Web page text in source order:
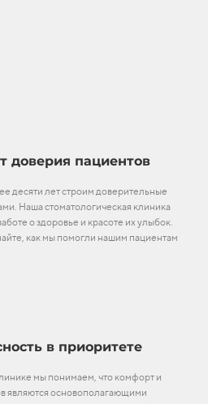
доверия пациентов
десяти лет строим доверительные
Наша стоматологическая клиника
о здоровье и красоте их улыбок.
как мы помогли нашим пациентам
в приоритете
мы понимаем, что комфорт и
являются основополагающими